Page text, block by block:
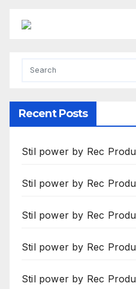
Recent Posts
Stil power by Rec
Stil power by Rec
Stil power by Rec
Stil power by Rec
Stil power by Rec